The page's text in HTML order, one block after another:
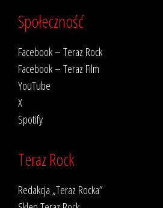
Społeczność
Facebook – Teraz Rock
Facebook – Teraz Film
YouTube
X
Spotify
Teraz Rock
Redakcja „Teraz Rocka”